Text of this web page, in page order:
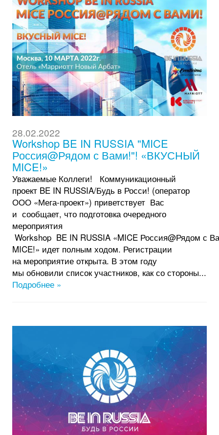
28.02.2022
Workshop BE IN RUSSIA "MICE
Россия@Рядом с Вами!"! «ВКУСНЫЙ
MICE!»
Уважаемые Коллеги! Коммуникационный
проект BE IN RUSSIA/Будь в Росси! (оператор
ООО «Мега-проект») приветствует Вас
и сообщает, что подготовка очередного
мероприятия
Workshop BE IN RUSSIA «MICE Россия@Рядом
MICE!» идет полным ходом. Регистрации
на мероприятие открыта. В этом году
мы обновили список участников, как со стороны...
Подробнее »